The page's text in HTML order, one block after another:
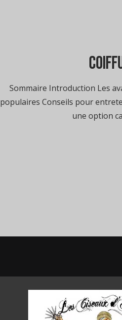
Sommaire Introduction Les
populaires Conseils pour
une option